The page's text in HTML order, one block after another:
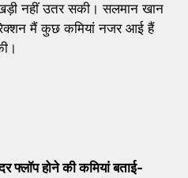
नहीं उतर सकी। सलमान खान
मैं कुछ कमियां नजर आई हैं
फ्लॉप होने की कमियां बताई-